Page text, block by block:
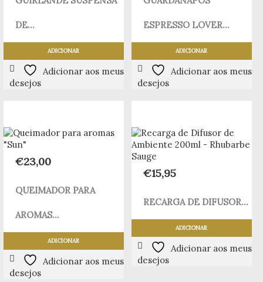
DE...
ADICIONAR
Adicionar aos meus
desejos
ESPRESSO LOVER...
ADICIONAR
Adicionar aos meus
desejos
€23,00
QUEIMADOR PARA
AROMAS...
ADICIONAR
Adicionar aos meus
desejos
€15,95
RECARGA DE DIFUSOR...
ADICIONAR
Adicionar aos meus
desejos